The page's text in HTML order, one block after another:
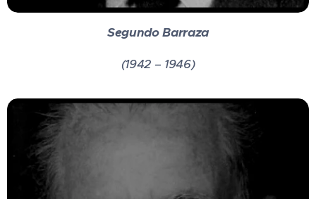
Segundo Barraza
(1942 – 1946)